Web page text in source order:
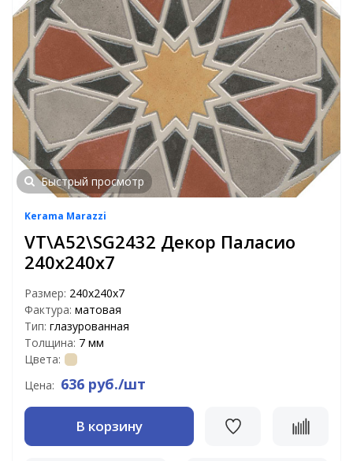
Быстрый просмотр
Kerama Marazzi
VT\A52\SG2432 Декор Паласио
240х240х7
Размер: 240х240х7
Фактура: матовая
Тип: глазурованная
Толщина: 7 мм
Цвета:
Цена: 636 руб./шт
В корзину